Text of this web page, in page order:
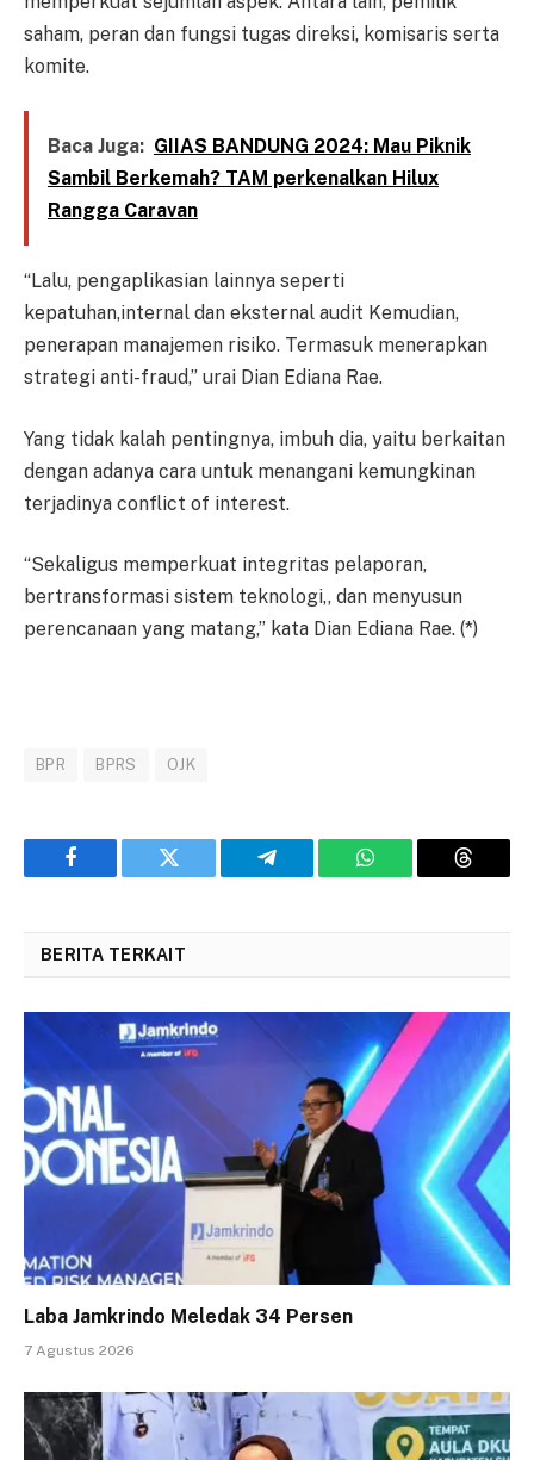
saham, peran dan fungsi tugas direksi, komisaris serta
komite.
Baca Juga: GIIAS BANDUNG 2024: Mau Piknik
Sambil Berkemah? TAM perkenalkan Hilux
Rangga Caravan
“Lalu, pengaplikasian lainnya seperti
kepatuhan,internal dan eksternal audit Kemudian,
penerapan manajemen risiko. Termasuk menerapkan
strategi anti-fraud,” urai Dian Ediana Rae.
Yang tidak kalah pentingnya, imbuh dia, yaitu berkaitan
dengan adanya cara untuk menangani kemungkinan
terjadinya conflict of interest.
“Sekaligus memperkuat integritas pelaporan,
bertransformasi sistem teknologi,, dan menyusun
perencanaan yang matang,” kata Dian Ediana Rae. (*)
BPR BPRS OJK
Facebook Twitter Telegram WhatsApp Threads
BERITA TERKAIT
Laba Jamkrindo Meledak 34 Persen
7 Agustus 2026